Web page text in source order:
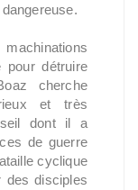
pour détruire
cherche
et très
dont il a
de guerre
cyclique
des disciples